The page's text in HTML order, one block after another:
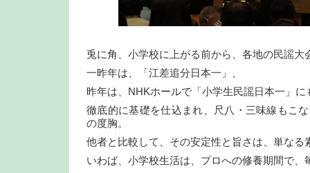
兎に角、小学校に上がる前から、各地の民謡大
一昨年は、「江差追分日本一」、
昨年は、NHKホールで「小学生民謡日本一」
徹底的に基礎を仕込まれ、尺八・三味線もこ
の度胸。
他者と比較して、その安定性と旨さは、単なる
いわば、小学校生活は、プロへの修養期間で、